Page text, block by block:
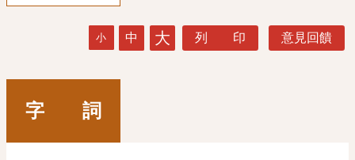
小 中 大 列 印 意見回饋
字 詞